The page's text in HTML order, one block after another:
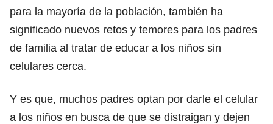
para la mayoría de la población, también ha
significado nuevos retos y temores para los padres
de familia al tratar de educar a los niños sin
celulares cerca.
Y es que, muchos padres optan por darle el celular
a los niños en busca de que se distraigan y dejen